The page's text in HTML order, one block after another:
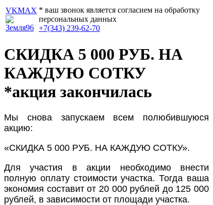
VKMAX * ваш звонок является согласием на обработку
персональных данных
+7(343) 239-62-70
СКИДКА 5 000 РУБ. НА
КАЖДУЮ СОТКУ
*акция закончилась
Мы снова запускаем всем полюбившуюся
акцию:
«СКИДКА 5 000 РУБ. НА КАЖДУЮ СОТКУ».
Для участия в акции необходимо внести
полную оплату стоимости участка. Тогда ваша
экономия составит от 20 000 рублей до 125 000
рублей, в зависимости от площади участка.